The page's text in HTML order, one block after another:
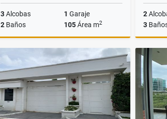
3Alcobas 1 Garaje
2 Baños 105Área m2
Venta
$450.000.000
2
3